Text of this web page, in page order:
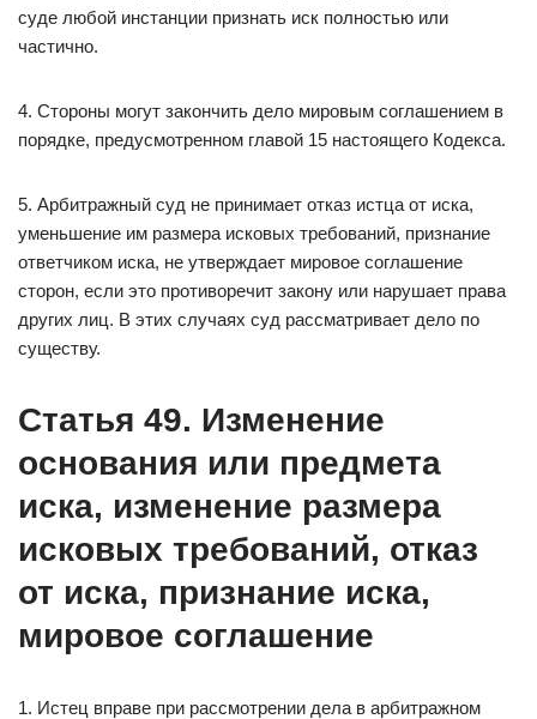
суде любой инстанции признать иск полностью или
частично.
4. Стороны могут закончить дело мировым соглашением в
порядке, предусмотренном главой 15 настоящего Кодекса.
5. Арбитражный суд не принимает отказ истца от иска,
уменьшение им размера исковых требований, признание
ответчиком иска, не утверждает мировое соглашение
сторон, если это противоречит закону или нарушает права
других лиц. В этих случаях суд рассматривает дело по
существу.
Статья 49. Изменение
основания или предмета
иска, изменение размера
исковых требований, отказ
от иска, признание иска,
мировое соглашение
1. Истец вправе при рассмотрении дела в арбитражном